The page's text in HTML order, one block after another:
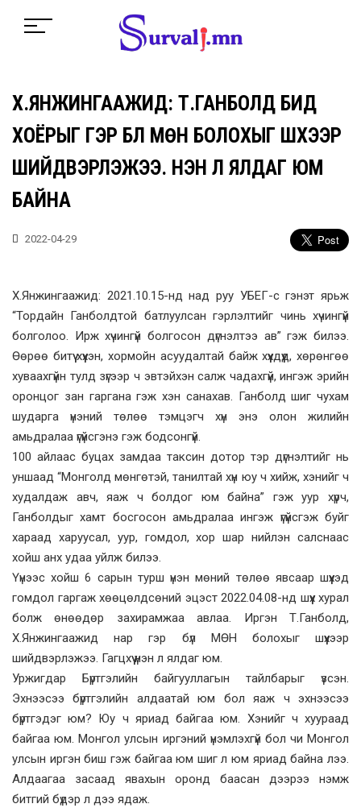
Х.ЯНЖИНГААЖИД: Т.ГАНБОЛД БИД
ХОЁРЫГ ГЭР БҮЛ МӨН БОЛОХЫГ ШҮҮХЭЭР
ШИЙДВЭРЛЭЖЭЭ. ҮНЭН Л ЯЛДАГ ЮМ
БАЙНА
2022-04-29
Х.Янжингаажид: 2021.10.15-нд над руу УБЕГ-с гэнэт ярьж
“Тордайн Ганболдтой батлуулсан гэрлэлтийг чинь хүчингүй
болголоо. Ирж хүчингүй болгосон дүгнэлтээ ав” гэж билээ.
Өөрөө битүү хүүхэн, хормойн асуудалтай байж хүүхдүүд, хөрөнгөө
хуваахгүйн тулд зүгээр ч эвтэйхэн салж чадахгүй, ингэж эрийн
оронцог зан гаргана гэж хэн санахав. Ганболд шиг чухам
шударга үнэний төлөө тэмцэгч хүн энэ олон жилийн
амьдралаа үгүйсгэнэ гэж бодсонгүй.
100 айлаас буцах замдаа таксин дотор тэр дүгнэлтийг нь
уншаад “Монголд мөнгөтэй, танилтай хүн юу ч хийж, хэнийг ч
худалдаж авч, яаж ч болдог юм байна” гэж уур хүрч,
Ганболдыг хамт босгосон амьдралаа ингэж үгүйсгэж буйг
хараад харуусал, уур, гомдол, хор шар нийлэн салснаас
хойш анх удаа уйлж билээ.
Үүнээс хойш 6 сарын турш үнэн мөний төлөө явсаар шүүхэд
гомдол гаргаж хөөцөлдсөний эцэст 2022.04.08-нд шүүх хурал
болж өнөөдөр захирамжаа авлаа. Иргэн Т.Ганболд,
Х.Янжингаажид нар гэр бүл МӨН болохыг шүүхээр
шийдвэрлэжээ. Гагцхүү үнэн л ялдаг юм.
Уржигдар Бүртгэлийн байгууллагын тайлбарыг үзсэн.
Эхнээсээ бүртгэлийн алдаатай юм бол яаж ч эхнээсээ
бүртгэдэг юм? Юу ч яриад байгаа юм. Хэнийг ч хуураад
байгаа юм. Монгол улсын иргэний үнэмлэхгүй бол чи Монгол
улсын иргэн биш гэж байгаа юм шиг л юм яриад байна лээ.
Алдаагаа засаад явахын оронд баасан дээрээ нэмж
битгий бүдэр л дээ ядаж.